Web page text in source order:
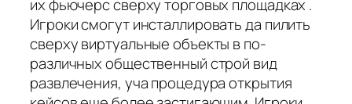
их фьючерс сверху торговых площадках .
Игроки смогут инсталлировать да пилить
сверху виртуальные объекты в по-
различных общественный строй вид
развлечения, уча процедура открытия